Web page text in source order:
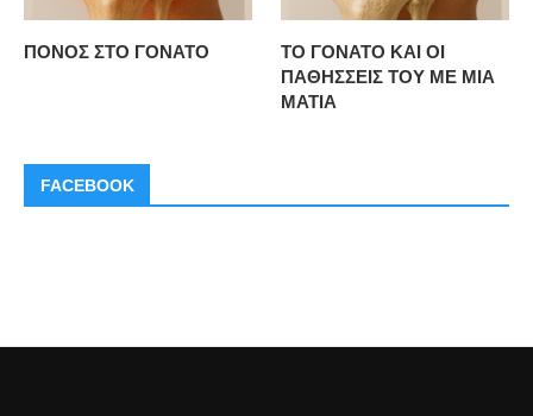
ΠΟΝΟΣ ΣΤΟ ΓΟΝΑΤΟ
ΤΟ ΓΟΝΑΤΟ ΚΑΙ ΟΙ
ΠΑΘΗΣΣΕΙΣ ΤΟΥ ΜΕ ΜΙΑ
ΜΑΤΙΑ
FACEBOOK